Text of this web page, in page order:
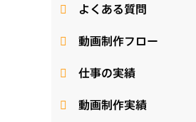
よくある質問
動画制作フロー
仕事の実績
動画制作実績